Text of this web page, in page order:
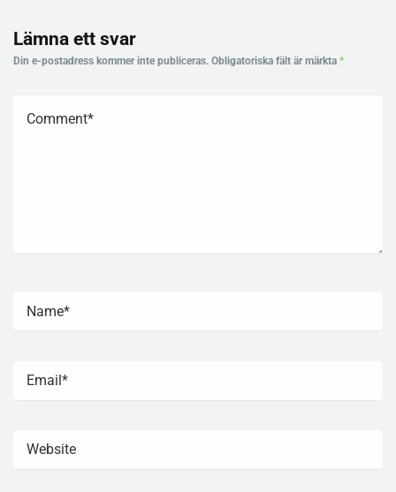
Lämna ett svar
Din e-postadress kommer inte publiceras. Obligatoriska fält är märkta *